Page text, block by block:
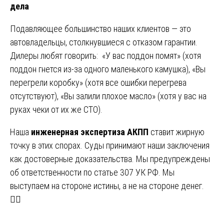
дела
Подавляющее большинство наших клиентов — это
автовладельцы, столкнувшиеся с отказом гарантии.
Дилеры любят говорить: «У вас поддон помят» (хотя
поддон гнется из-за одного маленького камушка), «Вы
перегрели коробку» (хотя все ошибки перегрева
отсутствуют), «Вы залили плохое масло» (хотя у вас на
руках чеки от их же СТО).
Наша инженерная экспертиза АКПП ставит жирную
точку в этих спорах. Суды принимают наши заключения
как достоверные доказательства. Мы предупреждены
об ответственности по статье 307 УК РФ. Мы
выступаем на стороне истины, а не на стороне денег.
🧑‍⚖️